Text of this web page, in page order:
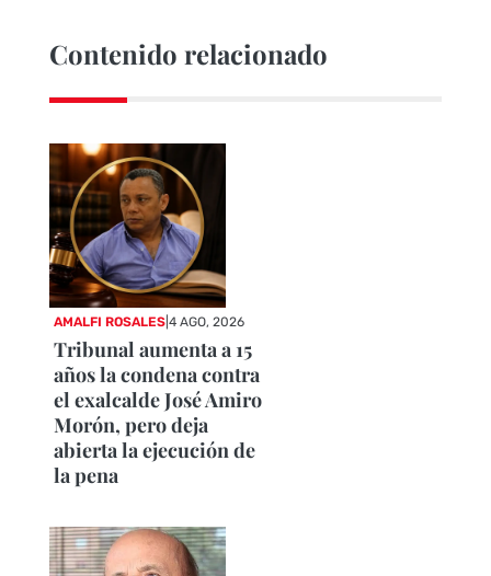
Contenido relacionado
AMALFI ROSALES |4 AGO, 2026
Tribunal aumenta a 15
años la condena contra
el exalcalde José Amiro
Morón, pero deja
abierta la ejecución de
la pena